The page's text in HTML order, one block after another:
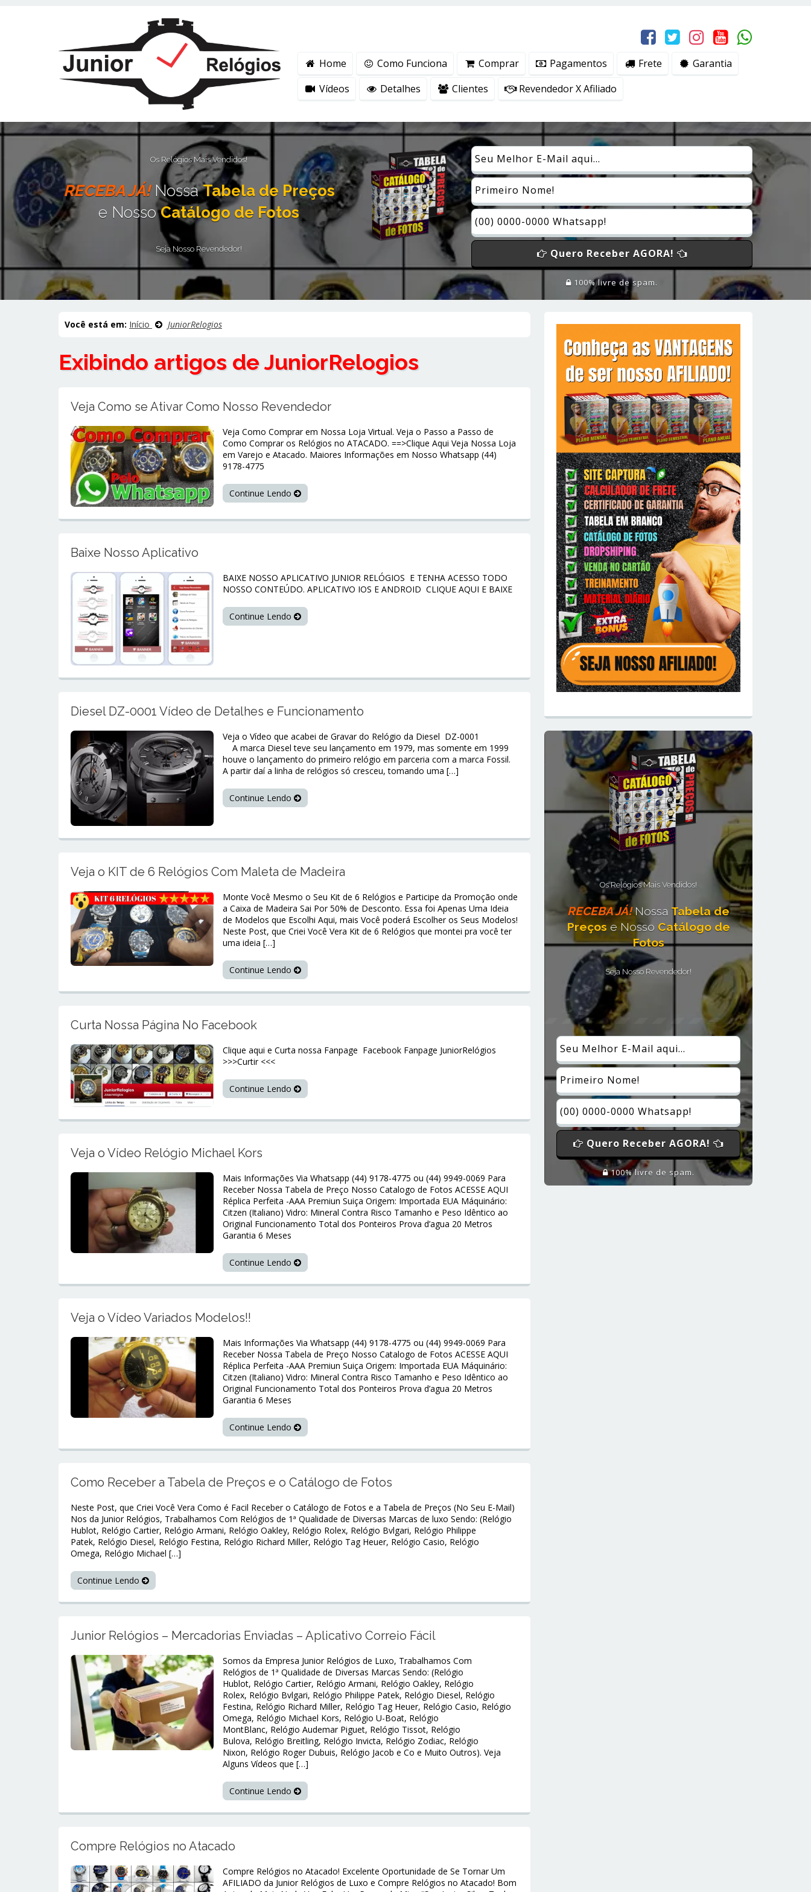
Home Como Funciona Comprar Pagamentos Frete
Garantia
Vídeos
Detalhes Clientes Revendedor X Afiliado
Os Relógios Mais Vendidos!
RECEBA JÁ!NossaTabela de Preços
e NossoCatálogo de Fotos
Seja Nosso Revendedor! Quero Receber AGORA!
100% livre de spam.
Você está em: Início JuniorRelogios
Exibindo artigos deJuniorRelogios
Veja Como se Ativar Como Nosso Revendedor
Veja Como Comprar em Nossa Loja Virtual. Veja o Passo a Passo de
Como Comprar os Relógios no ATACADO. ==>Clique Aqui Veja Nossa Loja
em Varejo e Atacado. Maiores Informações em Nosso Whatsapp (44)
9178-4775
Continue Lendo
Baixe Nosso Aplicativo
BAIXE NOSSO APLICATIVO JUNIOR RELÓGIOS E TENHA ACESSO TODO
NOSSO CONTEÚDO. APLICATIVO IOS E ANDROID CLIQUE AQUI E BAIXE
Continue Lendo
Diesel DZ-0001 Vídeo de Detalhes e Funcionamento
Veja o Vídeo que acabei de Gravar do Relógio da Diesel DZ-0001
A marca Diesel teve seu lançamento em 1979, mas somente em 1999
houve o lançamento do primeiro relógio em parceria com a marca Fossil.
A partir daí a linha de relógios só cresceu, tomando uma […]
Continue Lendo
Veja o KIT de 6 Relógios Com Maleta de Madeira
Monte Você Mesmo o Seu Kit de 6 Relógios e Participe da Promoção onde
a Caixa de Madeira Sai Por 50% de Desconto. Essa foi Apenas Uma Ideia
de Modelos que Escolhi Aqui, mais Você poderá Escolher os Seus Modelos!
Neste Post, que Criei Você Vera Kit de 6 Relógios que montei pra você ter
uma ideia […]
Continue Lendo
Curta Nossa Página No Facebook
Clique aqui e Curta nossa Fanpage Facebook Fanpage JuniorRelógios
>>>Curtir <<<
Continue Lendo
Veja o Vídeo Relógio Michael Kors
Mais Informações Via Whatsapp (44) 9178-4775 ou (44) 9949-0069 Para
Receber Nossa Tabela de Preço Nosso Catalogo de Fotos ACESSE AQUI
Réplica Perfeita -AAA Premiun Suiça Origem: Importada EUA Máquinário:
Citzen (Italiano) Vidro: Mineral Contra Risco Tamanho e Peso Idêntico ao
Original Funcionamento Total dos Ponteiros Prova d’agua 20 Metros
Garantia 6 Meses
Continue Lendo
Veja o Vídeo Variados Modelos!!
Mais Informações Via Whatsapp (44) 9178-4775 ou (44) 9949-0069 Para
Receber Nossa Tabela de Preço Nosso Catalogo de Fotos ACESSE AQUI
Réplica Perfeita -AAA Premiun Suiça Origem: Importada EUA Máquinário:
Citzen (Italiano) Vidro: Mineral Contra Risco Tamanho e Peso Idêntico ao
Original Funcionamento Total dos Ponteiros Prova d’agua 20 Metros
Garantia 6 Meses
Continue Lendo
Como Receber a Tabela de Preços e o Catálogo de Fotos
Neste Post, que Criei Você Vera Como é Facil Receber o Catálogo de Fotos e a Tabela de Preços (No Seu E-Mail)
Nos da Junior Relógios, Trabalhamos Com Relógios de 1ª Qualidade de Diversas Marcas de luxo Sendo: (Relógio
Hublot, Relógio Cartier, Relógio Armani, Relógio Oakley, Relógio Rolex, Relógio Bvlgari, Relógio Philippe
Patek, Relógio Diesel, Relógio Festina, Relógio Richard Miller, Relógio Tag Heuer, Relógio Casio, Relógio
Omega, Relógio Michael […]
Continue Lendo
Junior Relógios – Mercadorias Enviadas – Aplicativo Correio Fácil
Somos da Empresa Junior Relógios de Luxo, Trabalhamos Com
Relógios de 1ª Qualidade de Diversas Marcas Sendo: (Relógio
Hublot, Relógio Cartier, Relógio Armani, Relógio Oakley, Relógio
Rolex, Relógio Bvlgari, Relógio Philippe Patek, Relógio Diesel, Relógio
Festina, Relógio Richard Miller, Relógio Tag Heuer, Relógio Casio, Relógio
Omega, Relógio Michael Kors, Relógio U-Boat, Relógio
MontBlanc, Relógio Audemar Piguet, Relógio Tissot, Relógio
Bulova, Relógio Breitling, Relógio Invicta, Relógio Zodiac, Relógio
Nixon, Relógio Roger Dubuis, Relógio Jacob e Co e Muito Outros). Veja
Alguns Vídeos que […]
Continue Lendo
Compre Relógios no Atacado
Compre Relógios no Atacado! Excelente Oportunidade de Se Tornar Um
AFILIADO da Junior Relógios de Luxo e Compre Relógios no Atacado! Bom
Os Relógios Mais Vendidos!
RECEBA JÁ!Nossa Tabela de
Preços e Nosso Catálogo de
Fotos
Seja Nosso Revendedor!
Quero Receber AGORA!
100% livre de spam.
fornecer conteúdo de terceiros. Leia mais emPolítica de Cookies e Privacidade